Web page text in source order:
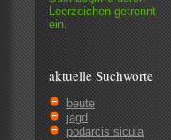
Leer­zeichen getrennt
ein.
aktuelle Suchworte
beute
jagd
podarcis sicula